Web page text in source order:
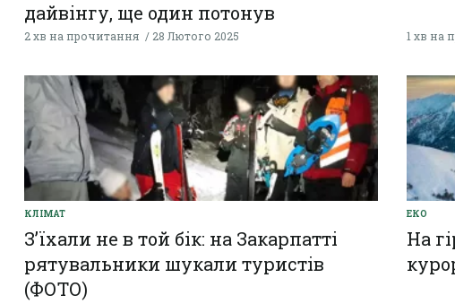
дайвінгу, ще один потонув
2 хв на прочитання 28 Лютого 2025 1 хв на
КЛІМАТ
З’їхали не в той бік: на Закарпатті
рятувальники шукали туристів
(ФОТО)
ЕКО
На